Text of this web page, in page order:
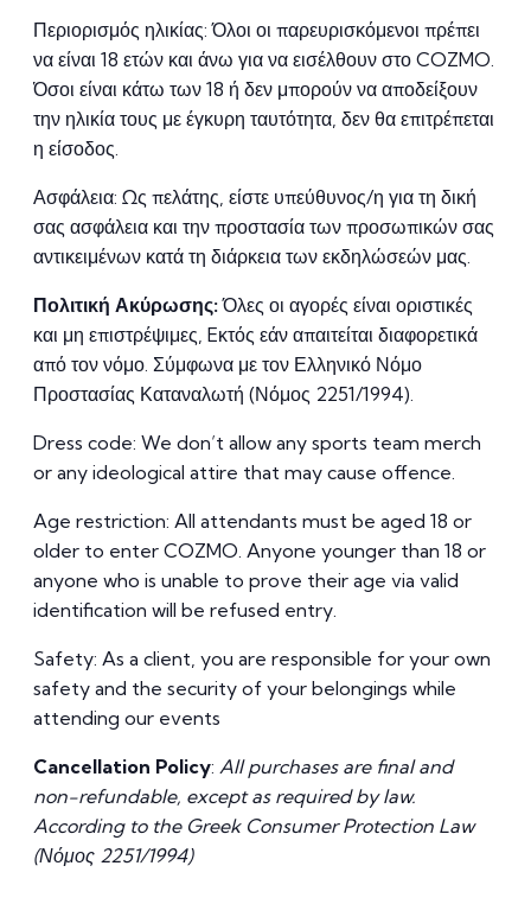
Περιορισμός ηλικίας: Όλοι οι παρευρισκόμενοι πρέπει
να είναι 18 ετών και άνω για να εισέλθουν στο COZMO.
Όσοι είναι κάτω των 18 ή δεν μπορούν να αποδείξουν
την ηλικία τους με έγκυρη ταυτότητα, δεν θα επιτρέπεται
η είσοδος.
Ασφάλεια: Ως πελάτης, είστε υπεύθυνος/η για τη δική
σας ασφάλεια και την προστασία των προσωπικών σας
αντικειμένων κατά τη διάρκεια των εκδηλώσεών μας.
Πολιτική Ακύρωσης:Όλες οι αγορές είναι οριστικές
και μη επιστρέψιμες, Eκτός εάν απαιτείται διαφορετικά
από τον νόμο. Σύμφωνα με τον Ελληνικό Νόμο
Προστασίας Καταναλωτή (Νόμος 2251/1994).
Dress code: We don’t allow any sports team merch
or any ideological attire that may cause offence.
Age restriction: All attendants must be aged 18 or
older to enter COZMO. Anyone younger than 18 or
anyone who is unable to prove their age via valid
identification will be refused entry.
Safety: As a client, you are responsible for your own
safety and the security of your belongings while
attending our events
Cancellation Policy: All purchases are final and
non-refundable, except as required by law.
According to the Greek Consumer Protection Law
(Νόμος 2251/1994)